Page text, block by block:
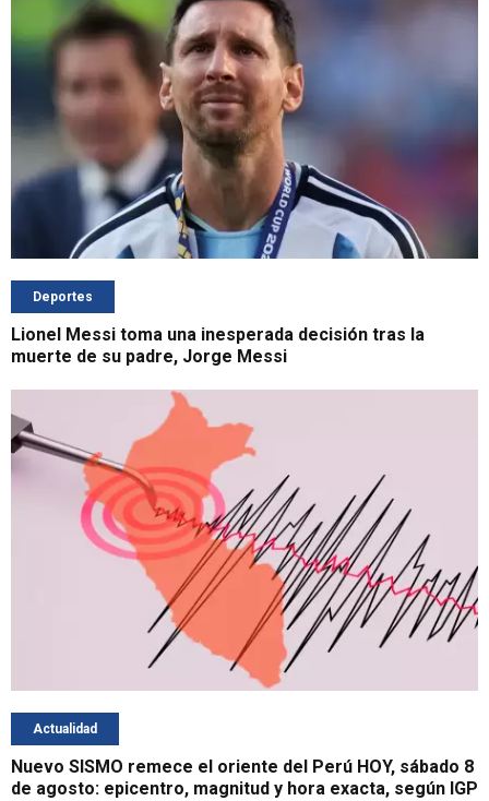
Deportes
Lionel Messi toma una inesperada decisión tras la
muerte de su padre, Jorge Messi
Actualidad
Nuevo SISMO remece el oriente del Perú HOY, sábado 8
de agosto: epicentro, magnitud y hora exacta, según IGP